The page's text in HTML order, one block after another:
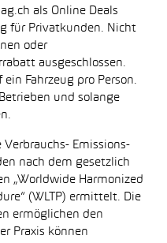
als Online Deals
für Privatkunden. Nicht
oder
ausgeschlossen.
Fahrzeug pro Person.
und solange
Emissions-
nach dem gesetzlich
„Worldwide Harmonized
(WLTP) ermittelt. Die
ermöglichen den
Praxis können